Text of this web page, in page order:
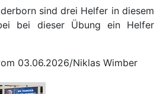
sind drei Helfer in diesem
bei dieser Übung ein Helfer
03.06.2026/Niklas Wimber